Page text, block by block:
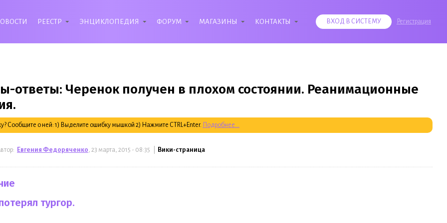
РЕЕСТР ЭНЦИКЛОПЕДИЯ ФОРУМ МАГАЗИНЫ КОНТАКТЫ ВХОД В СИСТЕМУ Регистрация
ответы: Черенок получен в плохом состоянии. Реанимационные
Сообщите о ней: 1) Выделите ошибку мышкой 2) Нажмите CTRL+Enter. Подробнее...
Евгения Федоряченко , 23 марта, 2015 - 08:35 | Вики-страница
тургор.